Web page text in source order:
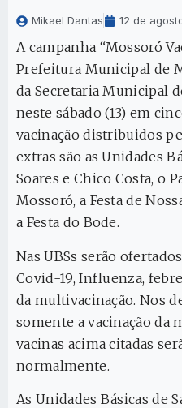
Mikael Dantas 12 de
A campanha “Mossoró
Prefeitura Municipal de
da Secretaria Municipal
neste sábado (13) em
vacinação distribuidos
extras são as Unidades
Soares e Chico Costa, o
Mossoró, a Festa de
a Festa do Bode.
Nas UBSs serão
Covid-19, Influenza,
da multivacinação. Nos
somente a vacinação da
vacinas acima citadas
normalmente.
As Unidades Básicas de